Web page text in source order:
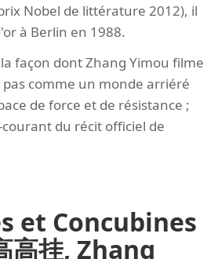
Nobel de littérature 2012), il
à Berlin en 1988.
façon dont Zhang Yimou filme
comme un monde arriéré
de force et de résistance ;
du récit officiel de
et Concubines
高挂, Zhang